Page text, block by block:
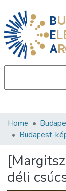
B
E
A
Communities
Statistics
About us
Home
Budapest-
déli